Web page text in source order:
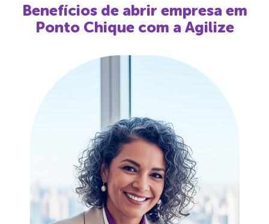
Benefícios de abrir empresa em
Ponto Chiquecom a Agilize